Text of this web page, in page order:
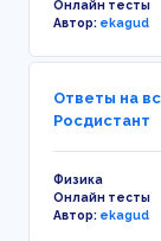
Онлайн тесты
Автор: ekagud
Ответы на
Росдистант
Физика
Онлайн тесты
Автор: ekagud